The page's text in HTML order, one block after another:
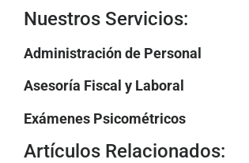
Nuestros Servicios:
Administración de Personal
Asesoría Fiscal y Laboral
Exámenes Psicométricos
Artículos Relacionados: